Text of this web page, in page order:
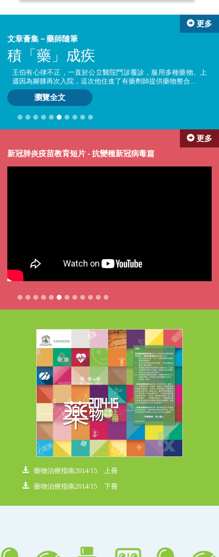
更多
文章薈集－藥師隨筆
積「藥」成疾
王伯有心律不正，一直於公立醫院門診覆診，服用多種藥物。上
週因為腳腫再次入院，這次他住進了有藥劑師提供藥物整合...
瀏覽全文
更多
新冠肺炎疫苗教育短片 - 抗變種新冠病毒篇
藥物治療指南2014/15 上冊
藥物治療指南2014/15 下冊